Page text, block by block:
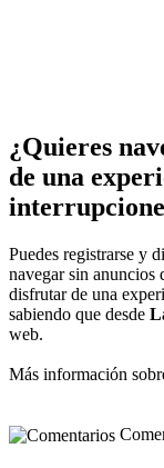
¿Quieres
de una
Puedes registrarse y
navegar sin anuncios
disfrutar de una
sabiendo que desde
web.
Más información